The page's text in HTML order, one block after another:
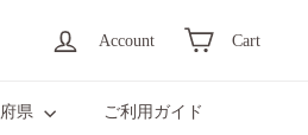
Account Cart
県 ご利用ガイド